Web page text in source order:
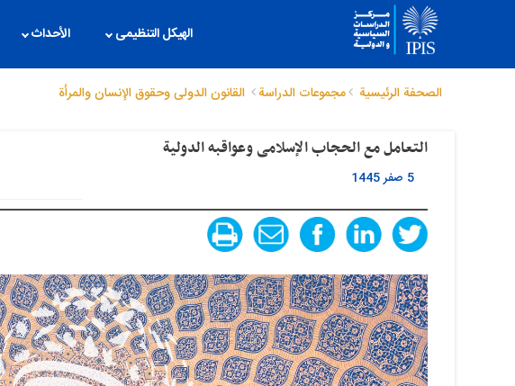
الهیکل التنظیمی الأحداث
الصحفة الرئيسية مجموعات الدراسة القانون الدولی وحقوق الإنسان والمرأة
التعامل مع الحجاب الإسلامی وعواقبه الدولیة
5 صفر 1445